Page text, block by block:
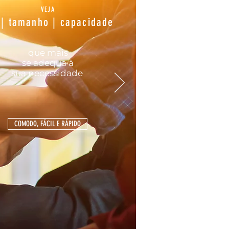
VEJA
tamanho | capacidade
que mais
seadequaà
suanecessidade
COMODO, FÁCIL E RÁPIDO